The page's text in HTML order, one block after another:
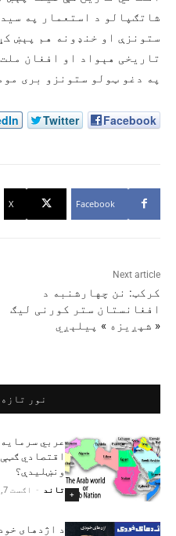
شاتګپالو د استعمار په
ستونزې او خنډونه هم پېښ
تاریخی هېواد او افغان
په دغو ټولو ستونزو بری
Facebook
Twitter
Facebook
X
Next article
کرکټ: نن چهارشنبه د
افغانستان ستر کورنی لیګ
« شپږیزه » پيلېږي
نور
+
عربي
اقتصادي
ونښلیدې؟
تاند - اګست 7, 2026
د اژدهای